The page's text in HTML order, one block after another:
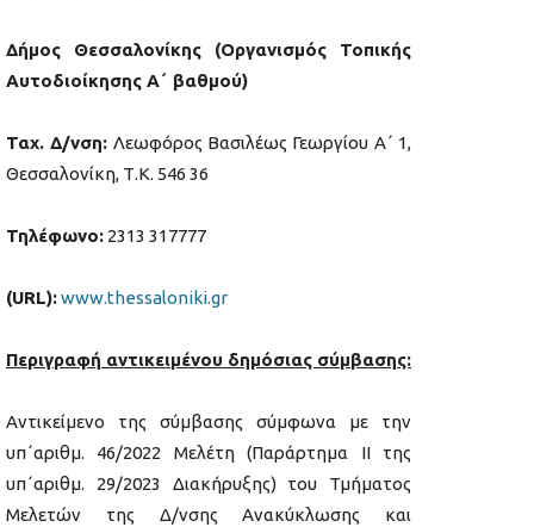
Δήμος Θεσσαλονίκης (Οργανισμός Τοπικής
Αυτοδιοίκησης Α΄ βαθμού)
Ταχ. Δ/νση: Λεωφόρος Βασιλέως Γεωργίου Α΄ 1,
Θεσσαλονίκη, Τ.Κ. 546 36
Τηλέφωνο: 2313 317777
(URL):www.thessaloniki.gr
Περιγραφή αντικειμένου δημόσιας σύμβασης:
Αντικείμενο της σύμβασης σύμφωνα με την
υπ΄αριθμ. 46/2022 Μελέτη (Παράρτημα ΙΙ της
υπ΄αριθμ. 29/2023 Διακήρυξης) του Τμήματος
Μελετών της Δ/νσης Ανακύκλωσης και